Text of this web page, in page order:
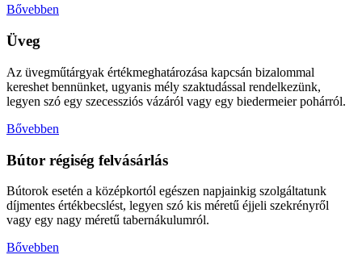
Bővebben
Üveg
Az üvegműtárgyak értékmeghatározása kapcsán bizalommal
kereshet bennünket, ugyanis mély szaktudással rendelkezünk,
legyen szó egy szecessziós vázáról vagy egy biedermeier pohárról.
Bővebben
Bútor régiség felvásárlás
Bútorok esetén a középkortól egészen napjainkig szolgáltatunk
díjmentes értékbecslést, legyen szó kis méretű éjjeli szekrényről
vagy egy nagy méretű tabernákulumról.
Bővebben